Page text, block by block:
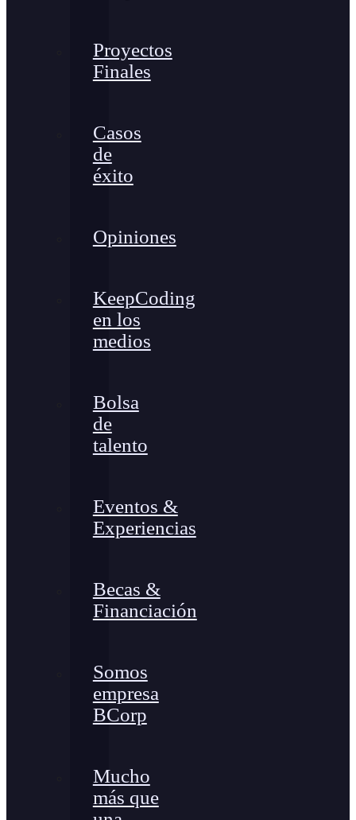
Proyectos
Finales
Casos
de
éxito
Opiniones
KeepCoding
en los
medios
Bolsa
de
talento
Eventos &
Experiencias
Becas &
Financiación
Somos
empresa
BCorp
Mucho
más que